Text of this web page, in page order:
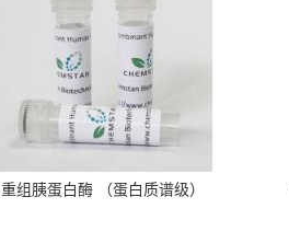
重组胰蛋白酶 （蛋白质谱级）